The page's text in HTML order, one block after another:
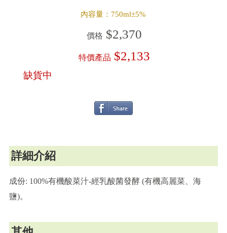
內容量：750ml±5%
價格 $2,370
特價產品 $2,133
缺貨中
詳細介紹
成份: 100%有機酸菜汁-經乳酸菌發酵 (有機高麗菜、海
鹽)。